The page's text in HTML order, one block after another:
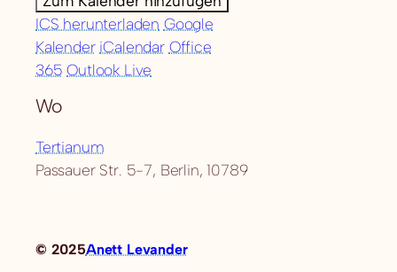
ICS herunterladen Google
Kalender iCalendar Office
365 Outlook Live
Wo
Tertianum
Passauer Str. 5-7, Berlin, 10789
© 2025Anett Levander